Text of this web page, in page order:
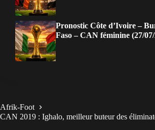
Pronostic Côte d’Ivoire –
Faso – CAN féminine (27/
Afrik-Foot
CAN 2019 : Ighalo, meilleur buteur des